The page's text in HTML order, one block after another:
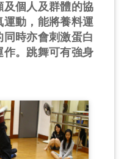
個人及群體的協
動，能將養料運
時亦會刺激蛋白
。跳舞可有強身